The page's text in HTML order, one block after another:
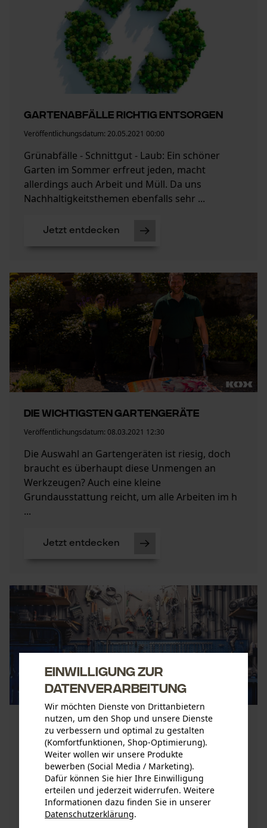
Gartenabfälle richtig entsorgen
Veröffentlichungsdatum: 20.05.2021 00:00
Grünabfälle - Schnittgut - Laub: Ein schöner
Garten im Sommer erfreut jeden, macht
allerdings auch Arbeit und Müll. Da uns
Nachhaltigkeitsthemen ebenfalls sehr ...
Jetzt entdecken
Die wichtigsten Gartengeräte
Veröffentlichungsdatum: 08.03.2021 12:30
Die Auswahl an Gartengeräten ist riesig, doch
braucht es überhaupt diese Unmengen an
Werkzeugen? Auch eine kleine
Grundausstattung reicht, um alle Arbeiten im h
...
Jetzt entdecken
Die heimische Werkstatt einrichten -
sicher, ordentlich und effizient
Veröffentlichungsdatum:19.02.2021 00:00
Ganz gleich, ob du schnell ein Brett
zurechtsägen, den antiken Stuhl
zusammenleimen oder aber den kaputten
Fahrradschlauch reparieren möchtest - mit
Einwilligung zur
Datenverarbeitung
Wir möchten Dienste von Drittanbietern
nutzen, um den Shop und unsere Dienste
zu verbessern und optimal zu gestalten
(Komfortfunktionen, Shop-Optimierung).
Weiter wollen wir unsere Produkte
bewerben (Social Media / Marketing).
Dafür können Sie hier Ihre Einwilligung
erteilen und jederzeit widerrufen. Weitere
Informationen dazu finden Sie in unserer
Datenschutzerklärung.